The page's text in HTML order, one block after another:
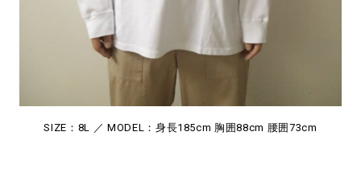
SIZE：8L ／ MODEL：身長185cm 胸囲88cm 腰囲73cm